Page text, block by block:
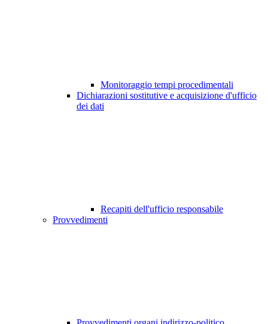
Monitoraggio tempi procedimentali
Dichiarazioni sostitutive e acquisizione d'ufficio
dei dati
Recapiti dell'ufficio responsabile
Provvedimenti